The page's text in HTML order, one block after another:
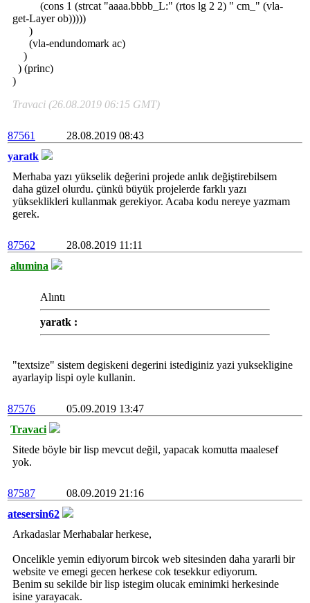
(cons 1 (strcat "aaaa.bbbb_L:" (rtos lg 2 2) " cm_" (vla-
get-Layer ob)))))
)
(vla-endundomark ac)
)
) (princ)
)
Travaci (26.08.2019 06:15 GMT)
87561
28.08.2019 08:43
yaratk
Merhaba yazı yükselik değerini projede anlık değiştirebilsem
daha güzel olurdu. çünkü büyük projelerde farklı yazı
yükseklikleri kullanmak gerekiyor. Acaba kodu nereye yazmam
gerek.
87562
28.08.2019 11:11
alumina
Alıntı
yaratk :
"textsize" sistem degiskeni degerini istediginiz yazi yuksekligine
ayarlayip lispi oyle kullanin.
87576
05.09.2019 13:47
Travaci
Sitede böyle bir lisp mevcut değil, yapacak komutta maalesef
yok.
87587
08.09.2019 21:16
atesersin62
Arkadaslar Merhabalar herkese,
Oncelikle yemin ediyorum bircok web sitesinden daha yararli bir
website ve emegi gecen herkese cok tesekkur ediyorum.
Benim su sekilde bir lisp istegim olucak eminimki herkesinde
isine yarayacak.